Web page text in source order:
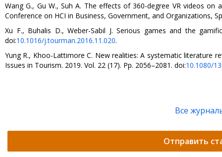
Wang G., Gu W., Suh A. The effects of 360-degree VR videos
Conference on HCI in Business, Government, and Organizations,
Xu F., Buhalis D., Weber-Sabil J. Serious games and the
doi:10.1016/j.tourman.2016.11.020.
Yung R., Khoo-Lattimore C. New realities: A systematic literature
Issues in Tourism. 2019. Vol. 22 (17). Pp. 2056–2081. doi:10.1080/
Все
Отправить